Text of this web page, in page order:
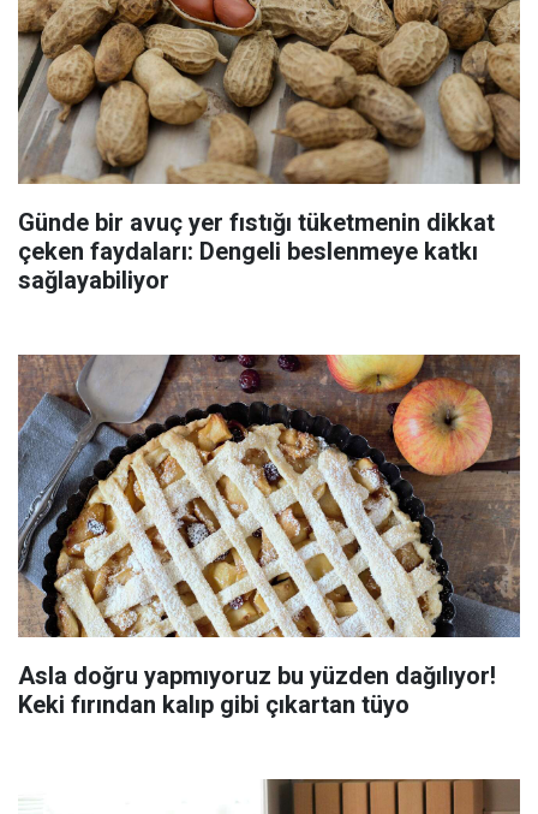
Günde bir avuç yer fıstığı tüketmenin dikkat
çeken faydaları: Dengeli beslenmeye katkı
sağlayabiliyor
Asla doğru yapmıyoruz bu yüzden dağılıyor!
Keki fırından kalıp gibi çıkartan tüyo